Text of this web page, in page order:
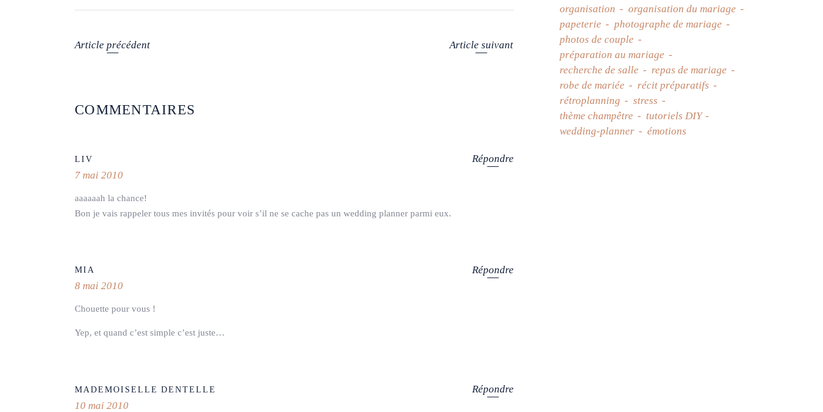
Article précédent Article suivant
COMMENTAIRES
LIV
Répondre
7 mai 2010
aaaaaah la chance!
Bon je vais rappeler tous mes invités pour voir s’il ne se cache pas un wedding planner parmi eux.
MIA
Répondre
8 mai 2010
Chouette pour vous !
Yep, et quand c’est simple c’est juste…
MADEMOISELLE DENTELLE
Répondre
10 mai 2010
organisation
organisation du mariage
papeterie
photographe de mariage
photos de couple
préparation au mariage
recherche de salle
repas de mariage
robe de mariée
récit préparatifs
rétroplanning
stress
thème champêtre
tutoriels DIY
wedding-planner
émotions